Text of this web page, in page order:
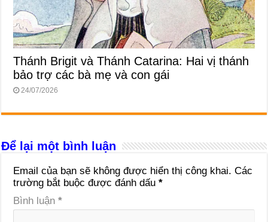
Thánh Brigit và Thánh Catarina: Hai vị thánh
bảo trợ các bà mẹ và con gái
24/07/2026
Để lại một bình luận
Email của bạn sẽ không được hiển thị công khai. Các
trường bắt buộc được đánh dấu*
Bình luận*